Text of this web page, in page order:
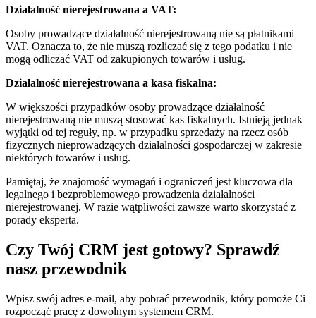
Działalność nierejestrowana a VAT:
Osoby prowadzące działalność nierejestrowaną nie są płatnikami
VAT. Oznacza to, że nie muszą rozliczać się z tego podatku i nie
mogą odliczać VAT od zakupionych towarów i usług.
Działalność nierejestrowana a kasa fiskalna:
W większości przypadków osoby prowadzące działalność
nierejestrowaną nie muszą stosować kas fiskalnych. Istnieją jednak
wyjątki od tej reguły, np. w przypadku sprzedaży na rzecz osób
fizycznych nieprowadzących działalności gospodarczej w zakresie
niektórych towarów i usług.
Pamiętaj, że znajomość wymagań i ograniczeń jest kluczowa dla
legalnego i bezproblemowego prowadzenia działalności
nierejestrowanej. W razie wątpliwości zawsze warto skorzystać z
porady eksperta.
Czy Twój CRM jest gotowy? Sprawdź
nasz przewodnik
Wpisz swój adres e-mail, aby pobrać przewodnik, który pomoże Ci
rozpocząć pracę z dowolnym systemem CRM.